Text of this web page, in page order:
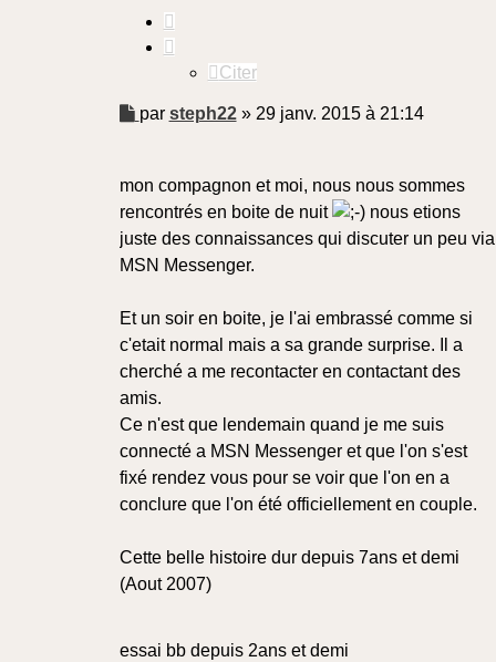
Citer
Message
par steph22» 29 janv. 2015 à 21:14
mon compagnon et moi, nous nous sommes
rencontrés en boite de nuit
nous etions
juste des connaissances qui discuter un peu via
MSN Messenger.
Et un soir en boite, je l'ai embrassé comme si
c'etait normal mais a sa grande surprise. Il a
cherché a me recontacter en contactant des
amis.
Ce n'est que lendemain quand je me suis
connecté a MSN Messenger et que l'on s'est
fixé rendez vous pour se voir que l'on en a
conclure que l'on été officiellement en couple.
Cette belle histoire dur depuis 7ans et demi
(Aout 2007)
essai bb depuis 2ans et demi